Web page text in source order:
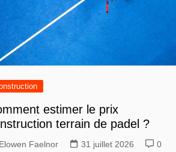
estimer le prix
terrain de padel ?
Elowen Faelnor 31 juillet 2026 0